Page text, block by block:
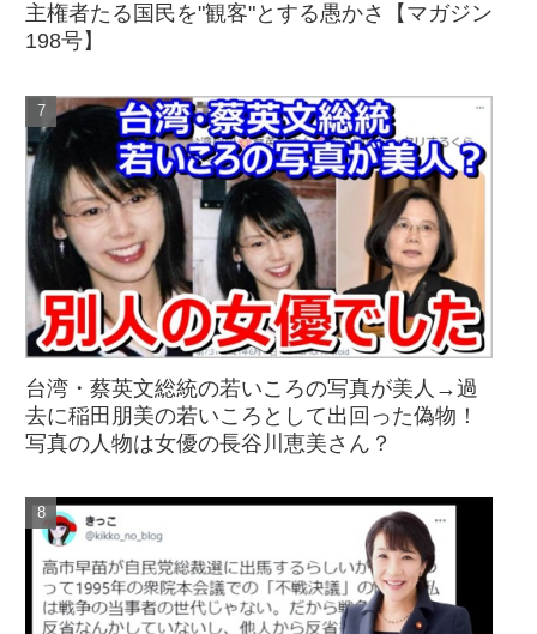
主権者たる国民を"観客"とする愚かさ【マガジン
198号】
台湾・蔡英文総統の若いころの写真が美人→過
去に稲田朋美の若いころとして出回った偽物！
写真の人物は女優の長谷川恵美さん？